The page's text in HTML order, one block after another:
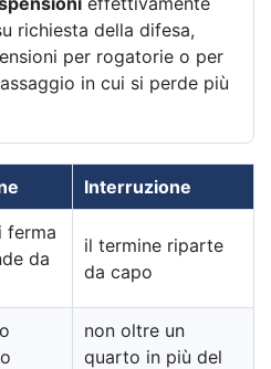
richiesta della difesa,
per rogatorie o per
in cui si perde più
Interruzione
ferma
da
il termine riparte
da capo
non oltre un
quarto in più del